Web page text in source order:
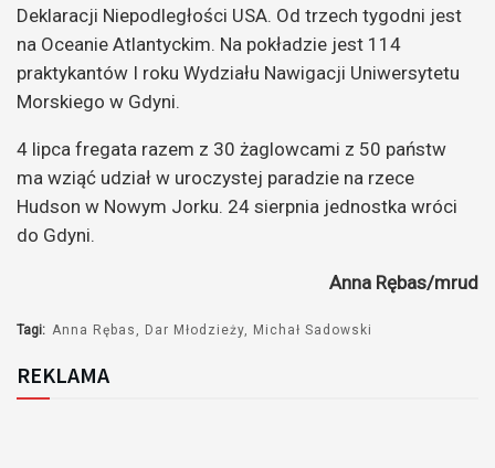
Deklaracji Niepodległości USA. Od trzech tygodni jest
na Oceanie Atlantyckim. Na pokładzie jest 114
praktykantów I roku Wydziału Nawigacji Uniwersytetu
Morskiego w Gdyni.
4 lipca fregata razem z 30 żaglowcami z 50 państw
ma wziąć udział w uroczystej paradzie na rzece
Hudson w Nowym Jorku. 24 sierpnia jednostka wróci
do Gdyni.
Anna Rębas/mrud
Tagi: Anna Rębas Dar Młodzieży Michał Sadowski
REKLAMA